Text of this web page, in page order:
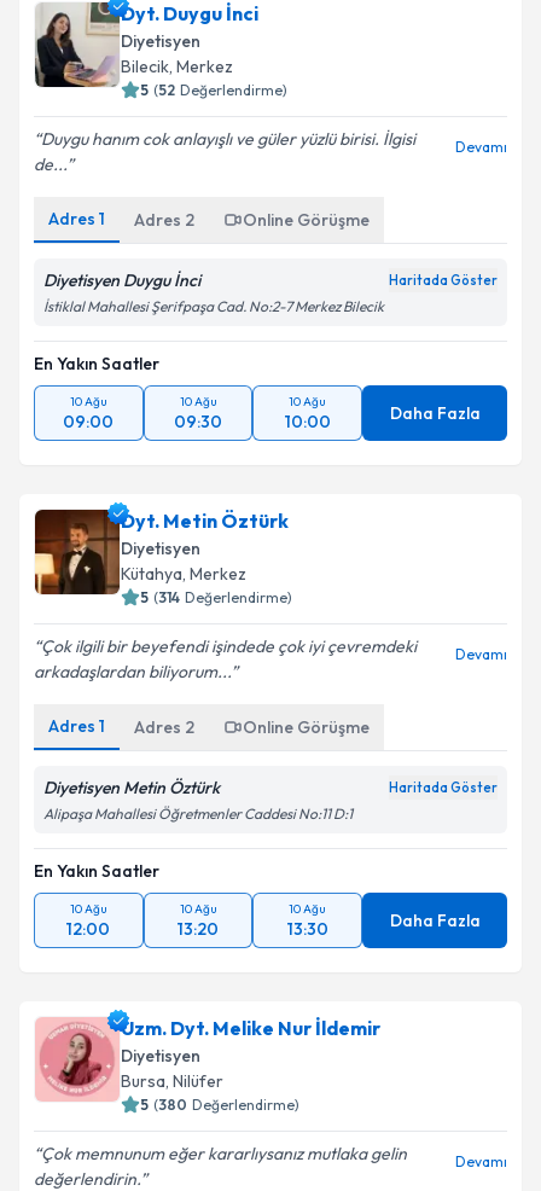
Dyt. Duygu İnci
Diyetisyen
Bilecik, Merkez
5 (52 Değerlendirme)
Duygu hanım cok anlayışlı ve güler yüzlü birisi. İlgisi
de...
Devamı
Adres 1 Adres 2 Online Görüşme
Diyetisyen Duygu İnci Haritada Göster
İstiklal Mahallesi Şerifpaşa Cad. No:2-7 Merkez Bilecik
En Yakın Saatler
10 Ağu
09:00
10 Ağu
09:30
10 Ağu
10:00 Daha Fazla
Dyt. Metin Öztürk
Diyetisyen
Kütahya, Merkez
5 (314 Değerlendirme)
Çok ilgili bir beyefendi işindede çok iyi çevremdeki
arkadaşlardan biliyorum...
Devamı
Adres 1 Adres 2 Online Görüşme
Diyetisyen Metin Öztürk Haritada Göster
Alipaşa Mahallesi Öğretmenler Caddesi No:11 D:1
En Yakın Saatler
10 Ağu
12:00
10 Ağu
13:20
10 Ağu
13:30 Daha Fazla
Uzm. Dyt. Melike Nur İldemir
Diyetisyen
Bursa, Nilüfer
5 (380 Değerlendirme)
Çok memnunum eğer kararlıysanız mutlaka gelin
değerlendirin.
Devamı